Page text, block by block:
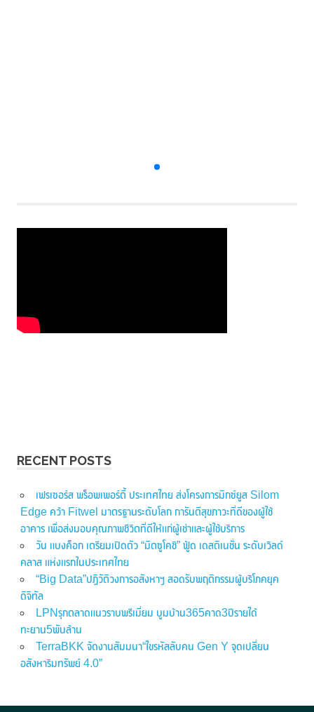
RECENT POSTS
เฟรเซอร์ส พร็อพเพอร์ตี้ ประเทศไทย ส่งโครงการมิกซ์ยูส Silom
Edge คว้า Fitwel มาตรฐานระดับโลก การันตีสุขภาวะที่ดีของผู้ใช้
อาคาร เพื่อส่งมอบคุณภาพชีวิตที่ดีให้แก่ผู้เช่าและผู้ใช้บริการ
วัน แบงค็อก เตรียมเปิดตัว “มิตซูโคชิ” ฟู้ด เดสติเนชั่น ระดับเวิลด์
คลาส แห่งแรกในประเทศไทย
“Big Data”ปฏิวัติวงการอสังหาฯ สอดรับพฤติกรรมผู้บริโภคยุค
ดิจิทัล
LPNรุกตลาดแนวราบพรีเมี่ยม บูมบ้าน365คาด3ปีรายได้
ทะยาน5พันล้าน
TerraBKK จัดงานสัมมนา“ไขรหัสลับคน Gen Y จุดเปลี่ยน
อสังหาริมทรัพย์ 4.0”